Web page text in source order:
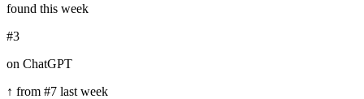
found this week
#3
on ChatGPT
↑ from #7 last week